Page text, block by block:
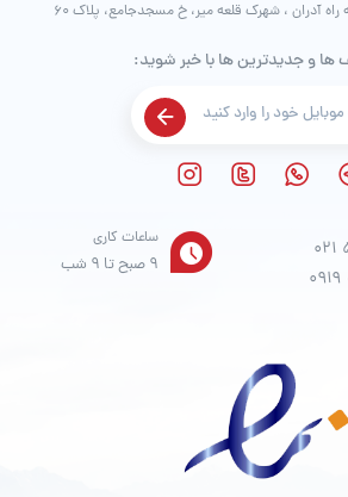
021
0919
ساعات کاری
9 صبح تا 9 شب
آدران ، شهرک قلعه میر، خ مسجدجامع، پلاک 60
ها و جدیدترین ها با خبر شوید: